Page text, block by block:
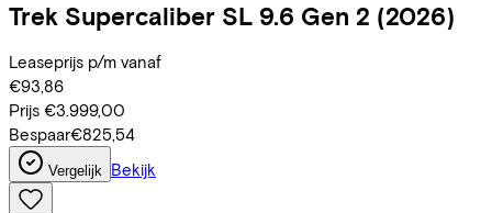
Trek Supercaliber SL 9.6 Gen 2 (2026)
Leaseprijs p/m vanaf
€93,86
Prijs €3.999,00
Bespaar€825,54
Vergelijk Bekijk